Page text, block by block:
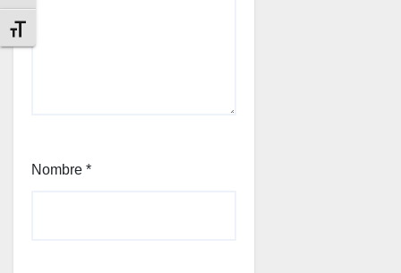
Alternar tamaño de letra
Nombre *